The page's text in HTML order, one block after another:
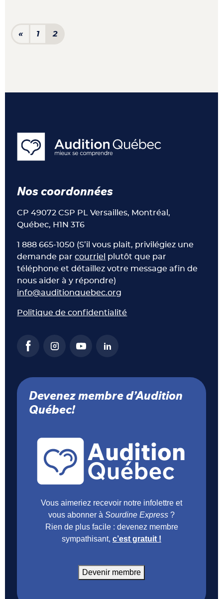
Navigation dans les
« 1 2
Nos coordonnées
CP 49072 CSP PL Versailles, Montréal,
Québec, H1N 3T6
1 888 665-1050 (S’il vous plait, privilégiez une
demande parcourriel plutôt que par
téléphone et détaillez votre message afin de
nous aider à y répondre)
info@auditionquebec.org
Politique de confidentialité
Devenez membre d’Audition
Québec!
Vous aimeriez recevoir notre infolettre et
vous abonner à Sourdine Express ?
Rien de plus facile : devenez membre
sympathisant, c’est gratuit !
Devenir membre